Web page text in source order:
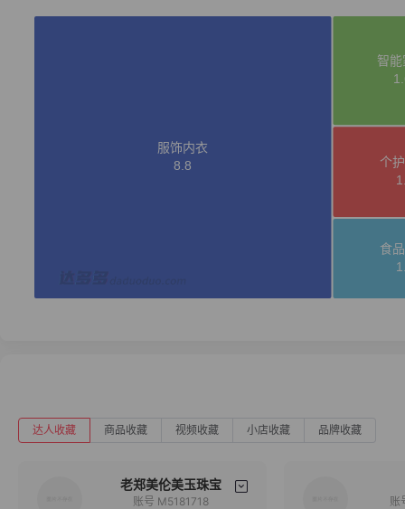
达人收藏 商品收藏 视频收藏 小店收藏 品牌收藏
老郑美伦美玉珠宝
账号 M5181718